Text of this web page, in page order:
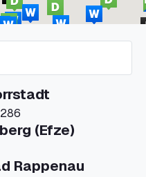
(Efze)
Rappenau